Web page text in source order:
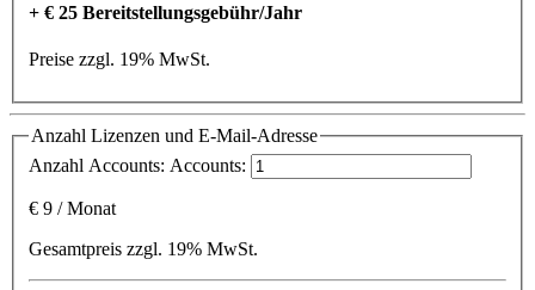
+ € 25 Bereitstellungsgebühr/Jahr
Preise zzgl. 19% MwSt.
Anzahl Lizenzen und E-Mail-Adresse
Anzahl Accounts: Accounts:
€ 9 /Monat
Gesamtpreis zzgl. 19% MwSt.